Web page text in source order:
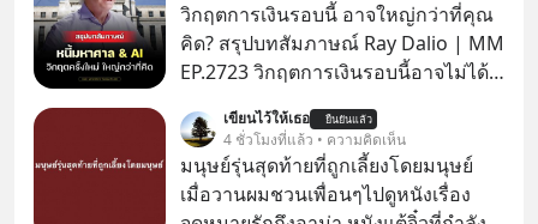
วิกฤตการเงินรอบนี้ อาจใหญ่กว่าที่คุณ
คิด? สรุปบทสัมภาษณ์ Ray Dalio | MM
EP.2723 วิกฤตการเงินรอบนี้อาจไม่ได้
Dalio ชายผู้เคยทำนายวิกฤตเศรษฐกิจ
มาแล้วหลายต่อหลายครั้ง ออกมาส่ง
สัญญาณเตือนระเบิดเวลาลูกใหม่ที่
กำลังก่อตัวขึ้น จาก "ระเบิดหนี้สิน
เขียนไว้ให้เธอ ยืนยันแล้ว
4 ชั่วโมงที่แล้ว • ความคิดเห็น
มนุษย์รุ่นสุดท้ายที่ถูกเลี้ยงโดยมนุษย์
เมื่อวานผมชวนเพื่อนๆไปดูหนังเรื่อง